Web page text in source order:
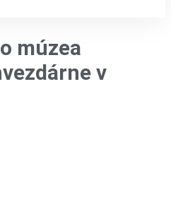
múzea
v